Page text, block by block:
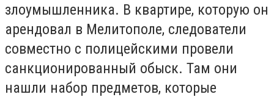
злоумышленника. В квартире, которую он
арендовал в Мелитополе, следователи
совместно с полицейскими провели
санкционированный обыск. Там они
нашли набор предметов, которые